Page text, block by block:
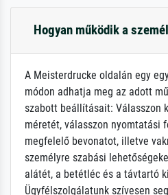
Hogyan működik a
A Meisterdrucke oldalán egy
módon adhatja meg az adott
szabott beállításait: Válasszon
méretét, válasszon nyomtatási
megfelelő bevonatot, illetve
személyre szabási
alátét, a betétléc és a távtartó
Ügyfélszolgálatunk szívesen